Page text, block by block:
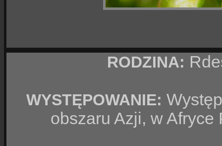
RODZINA:
WYSTĘPOWANIE:
obszaru Azji, w Afryce